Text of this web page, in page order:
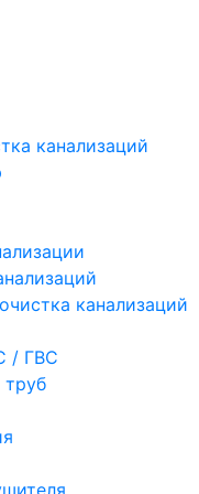
канализаций
канализаций
/ ГВС
труб